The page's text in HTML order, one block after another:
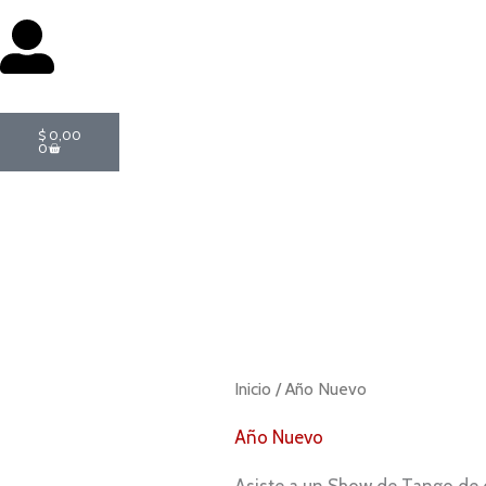
$ 0,00
0
Cart
Inicio / Año Nuevo
Año Nuevo